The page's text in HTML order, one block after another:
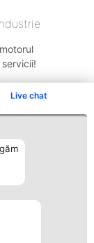
Live chat